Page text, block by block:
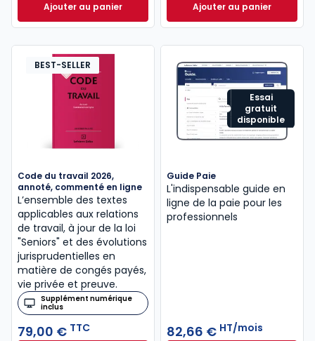
Ajouter au panierELnet Social à 321,96 € HT/mois
Ajouter au panier
Mémento Social
BEST-SELLER
Code du travail 2026,
annoté, commenté en ligne
L’ensemble des textes
applicables aux relations
de travail, à jour de la loi
"Seniors" et des évolutions
jurisprudentielles en
matière de congés payés,
vie privée et preuve.
Supplément numérique
inclus
79,00 € TTC
Essai
gratuit
disponible
Guide Paie
L'indispensable guide en
ligne de la paie pour les
professionnels
82,66 € HT/mois